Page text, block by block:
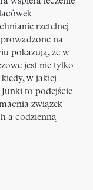
rzetelnej
na
pokazują, że w
jest nie tylko
w jakiej
to podejście
związek
a codzienną